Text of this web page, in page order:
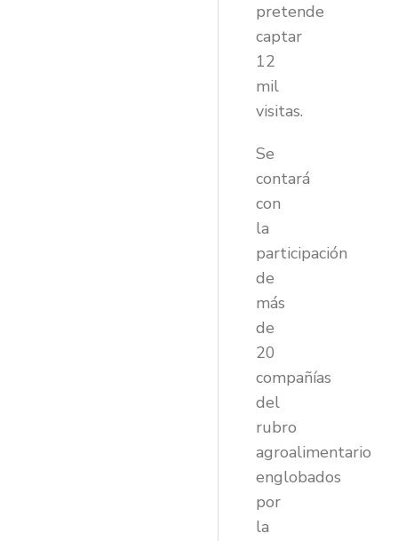
pretende
captar
12
mil
visitas.
Se
contará
con
la
participación
de
más
de
20
compañías
del
rubro
agroalimentario
englobados
por
la